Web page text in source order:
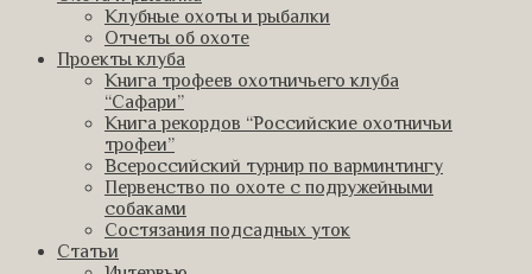
Клубные охоты и рыбалки
Отчеты об охоте
Проекты клуба
Книга трофеев охотничьего клуба
“Сафари”
Книга рекордов “Российские охотничьи
трофеи”
Всероссийский турнир по варминтингу
Первенство по охоте с подружейными
собаками
Состязания подсадных уток
Статьи